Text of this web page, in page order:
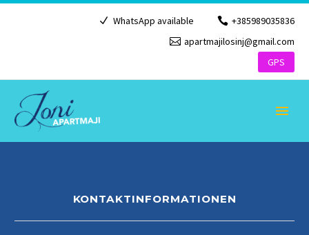
WhatsApp available
+385989035836
apartmajilosinj@gmail.com
GPS
DEUTSCH
KONTAKTINFORMATIONEN